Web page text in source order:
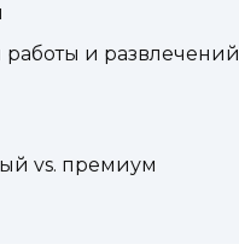
и развлечений
vs. премиум